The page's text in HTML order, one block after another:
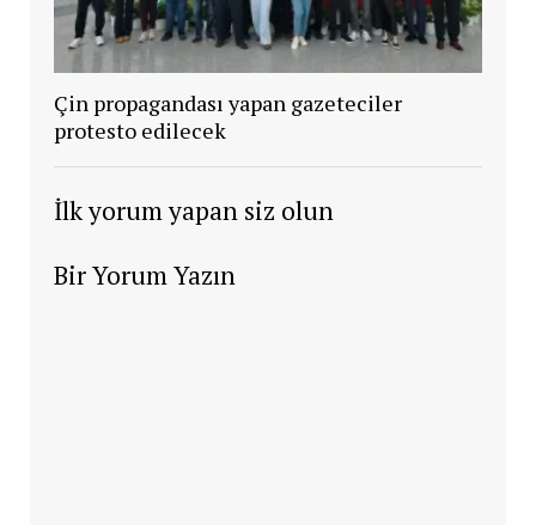
Çin propagandası yapan gazeteciler
protesto edilecek
İlk yorum yapan siz olun
Bir Yorum Yazın